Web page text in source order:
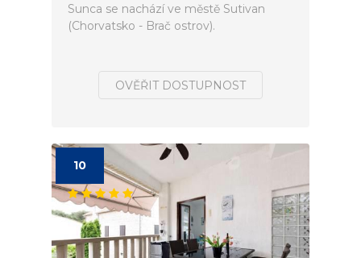
Sunca se nachází ve městě Sutivan
(Chorvatsko - Brač ostrov).
OVĚŘIT DOSTUPNOST
10